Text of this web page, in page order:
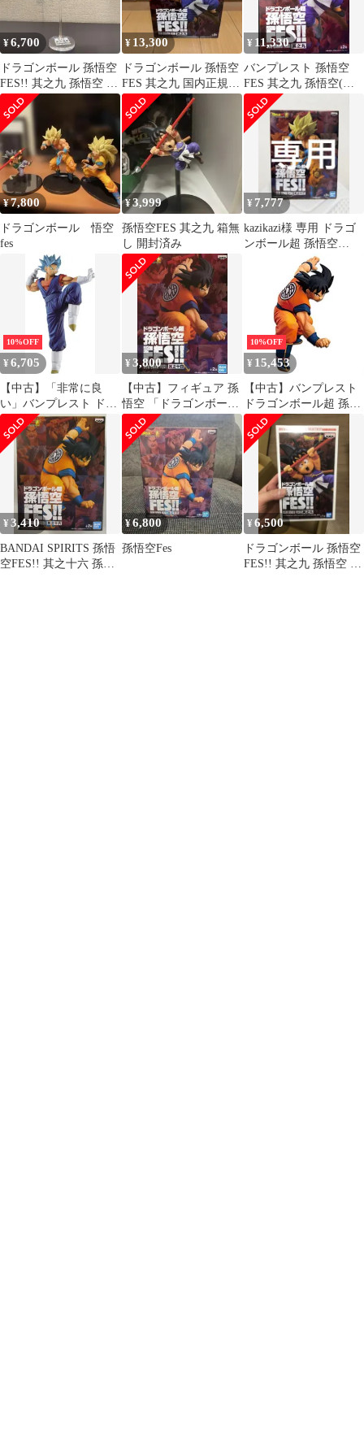
¥6,700
ドラゴンボール 孫悟空
FES!! 其之九 孫悟空 フ
ィギュア
¥ 13,300
ドラゴンボール 孫悟空
FES 其之九 国内正規品
新品未開封
¥ 11,330
バンプレスト 孫悟空
FES 其之九 孫悟空(少
年期)
¥7,800
ドラゴンボール 悟空
fes
¥3,999
孫悟空FES 其之九 箱無
し 開封済み
¥ 7,777
kazikazi様 専用 ドラゴ
ンボール超 孫悟空
FES!! 其之十三 孫悟空
10%OFF
¥6,705
【中古】「非常に良
い」バンプレスト ドラ
ゴンボール超 孫悟空
FES!! 其之十四 超サイ
ヤ人ゴッド超サイヤ人
ベジット
¥3,800
【中古】フィギュア 孫
悟空 「ドラゴンボール
超」 孫悟空FES!!其之
十四
10%OFF
¥ 15,453
【中古】バンプレスト
ドラゴンボール超 孫悟
空FES!! 其之十四 孫悟
空
¥3,410
BANDAI SPIRITS 孫悟
空FES!! 其之十六 孫悟
¥6,800
孫悟空Fes
¥6,500
ドラゴンボール 孫悟空
FES!! 其之九 孫悟空 フ